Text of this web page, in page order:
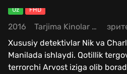
Uz FHD
2016 Tarjima Kinolar / Jangari / Rus kinolar Uzbek Tilida
Xususiy detektivlar Nik va
Manilada ishlaydi. Qotillik
terrorchi Arvost iziga olib